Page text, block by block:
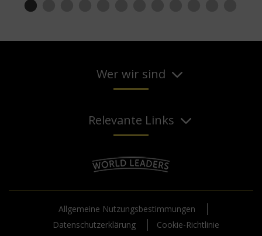
Wer wir sind
Relevante Links
Allgemeine Nutzungsbestimmungen
Datenschutzerklärung
Cookie-Richtlinie